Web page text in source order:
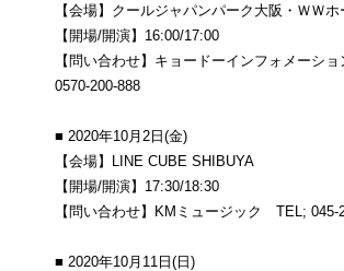
【会場】クールジャパンパーク大阪・ＷＷホ
【開場/開演】16:00/17:00
【問い合わせ】キョードーインフォメーシ
0570-200-888
■ 2020年10月2日(金)
【会場】LINE CUBE SHIBUYA
【開場/開演】17:30/18:30
【問い合わせ】KMミュージック TEL; 045-
■ 2020年10月11日(日)